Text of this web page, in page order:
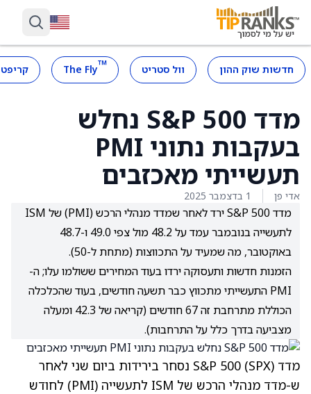
חדשות שוק ההון וול סטריט ™
The Fly
מדד S&P 500 נחלש
בעקבות נתוני PMI
תעשייתי מאכזבים
אדי פן 1 בדצמבר 2025
מדד S&P 500 ירד לאחר שמדד מנהלי הרכש (PMI) של ISM
לתעשייה בנובמבר עמד על 48.2 מול צפי 49.0 ו-48.7
באוקטובר, מה שמעיד על התכווצות (מתחת ל-50).
הזמנות חדשות ותעסוקה ירדו בעוד המחירים ששולמו עלו; ה-
PMI התעשייתי מתכווץ כבר תשעה חודשים, בעוד שהכלכלה
הכוללת מתרחבת זה 67 חודשים (קריאה של 42.3 ומעלה
מצביעה בדרך כלל על התרחבות).
מדד S&P 500 (SPX) נסחר בירידות ביום שני לאחר
ש-מדד מנהלי הרכש של ISM לתעשייה (PMI) לחודש